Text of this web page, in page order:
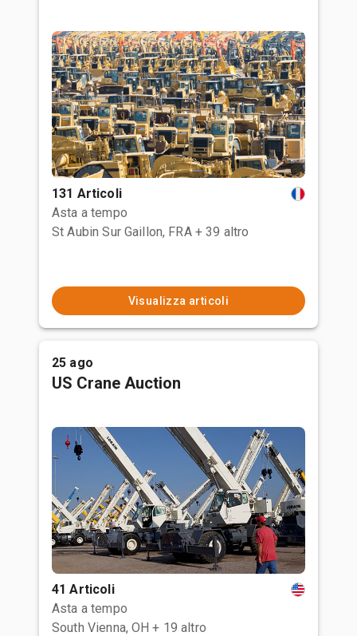
131 Articoli
Asta a tempo
St Aubin Sur Gaillon, FRA + 39 altro
Visualizza articoli
25 ago
US Crane Auction
41 Articoli
Asta a tempo
South Vienna, OH + 19 altro